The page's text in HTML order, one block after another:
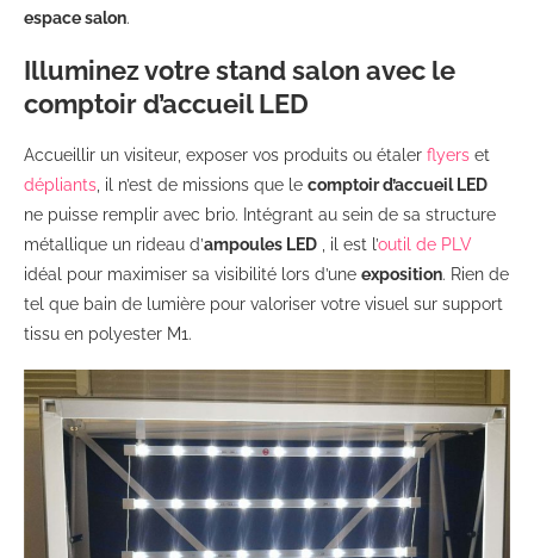
espace salon.
Illuminez votre stand salon avec le
comptoir d’accueil LED
Accueillir un visiteur, exposer vos produits ou étaler flyers et
dépliants, il n’est de missions que le comptoir d’accueil LED
ne puisse remplir avec brio. Intégrant au sein de sa structure
métallique un rideau d’ampoules LED , il est l’outil de PLV
idéal pour maximiser sa visibilité lors d’une exposition. Rien de
tel que bain de lumière pour valoriser votre visuel sur support
tissu en polyester M1.